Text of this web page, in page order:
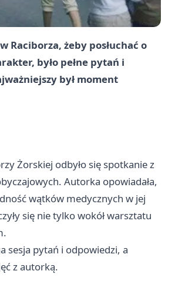
żeby posłuchać o
było pełne pytań i
był moment
Żorskiej odbyło się spotkanie z
Autorka opowiadała,
wątków medycznych w jej
się nie tylko wokół warsztatu
sesja pytań i odpowiedzi, a
z autorką.